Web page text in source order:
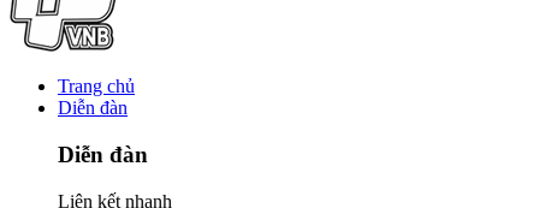
Trang chủ
Diễn đàn
Diễn đàn
Liên kết nhanh